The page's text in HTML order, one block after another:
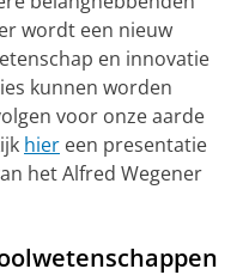
wordt een nieuw
en innovatie
kunnen worden
voor onze aarde
hier een presentatie
het Alfred Wegener